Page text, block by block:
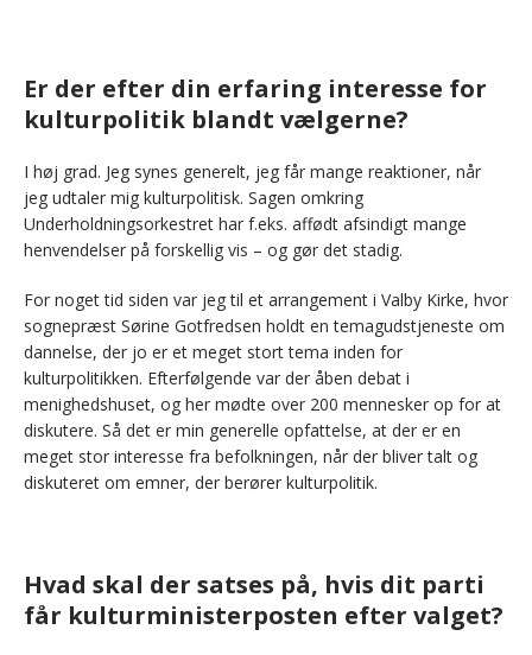
Er der efter din erfaring interesse for
kulturpolitik blandt vælgerne?
I høj grad. Jeg synes generelt, jeg får mange reaktioner, når
jeg udtaler mig kulturpolitisk. Sagen omkring
Underholdningsorkestret har f.eks. affødt afsindigt mange
henvendelser på forskellig vis – og gør det stadig.
For noget tid siden var jeg til et arrangement i Valby Kirke, hvor
sognepræst Sørine Gotfredsen holdt en temagudstjeneste om
dannelse, der jo er et meget stort tema inden for
kulturpolitikken. Efterfølgende var der åben debat i
menighedshuset, og her mødte over 200 mennesker op for at
diskutere. Så det er min generelle opfattelse, at der er en
meget stor interesse fra befolkningen, når der bliver talt og
diskuteret om emner, der berører kulturpolitik.
Hvad skal der satses på, hvis dit parti
får kulturministerposten efter valget?